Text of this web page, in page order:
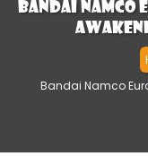
Bandai
Bandai Namco